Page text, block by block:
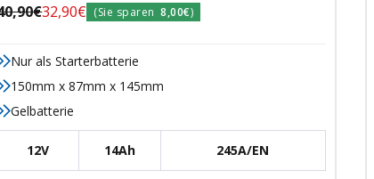
Angebotspreis
32,90€ (Sie sparen 8,00€)
Nur als Starterbatterie
150mm x 87mm x 145mm
Gelbatterie
12V 14Ah 245A/EN